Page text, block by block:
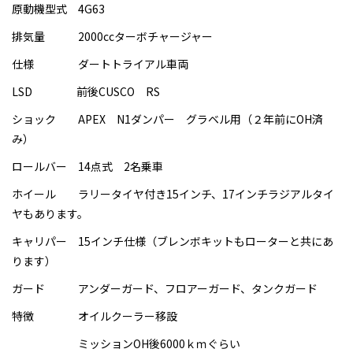
原動機型式 4G63
排気量 2000ccターボチャージャー
仕様 ダートトライアル車両
LSD 前後CUSCO RS
ショック APEX N1ダンパー グラベル用（２年前にOH済
み）
ロールバー 14点式 2名乗車
ホイール ラリータイヤ付き15インチ、17インチラジアルタイ
ヤもあります。
キャリパー 15インチ仕様（ブレンボキットもローターと共にあ
ります）
ガード アンダーガード、フロアーガード、タンクガード
特徴 オイルクーラー移設
ミッションOH後6000ｋｍぐらい